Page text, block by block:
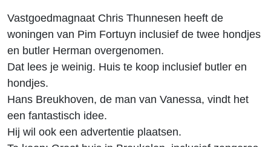
Vastgoedmagnaat Chris Thunnesen heeft de
woningen van Pim Fortuyn inclusief de twee hondjes
en butler Herman overgenomen.
Dat lees je weinig. Huis te koop inclusief butler en
hondjes.
Hans Breukhoven, de man van Vanessa, vindt het
een fantastisch idee.
Hij wil ook een advertentie plaatsen.